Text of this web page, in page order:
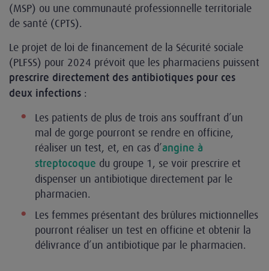
(MSP) ou une communauté professionnelle territoriale
de santé (CPTS).
Le projet de loi de financement de la Sécurité sociale
(PLFSS) pour 2024 prévoit que les pharmaciens puissent
prescrire directement des antibiotiques pour ces
deux infections :
Les patients de plus de trois ans souffrant d’un
mal de gorge pourront se rendre en officine,
réaliser un test, et, en cas d’angine à
streptocoque du groupe 1, se voir prescrire et
dispenser un antibiotique directement par le
pharmacien.
Les femmes présentant des brûlures mictionnelles
pourront réaliser un test en officine et obtenir la
délivrance d’un antibiotique par le pharmacien.